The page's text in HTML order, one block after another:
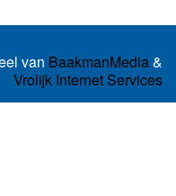
van BaakmanMedia&
Vrolijk Internet Services